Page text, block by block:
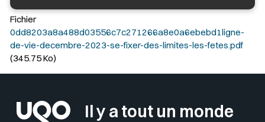
Fichier
0dd8203a8a488d03556c7c271266a8e0a6ebebd1ligne-
de-vie-decembre-2023-se-fixer-des-limites-les-fetes.pdf
(345.75 Ko)
Il y a tout un monde